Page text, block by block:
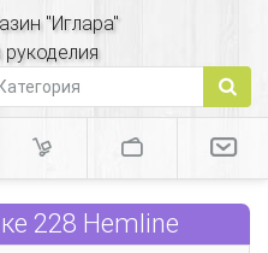
"Иглара"
228 Hemline